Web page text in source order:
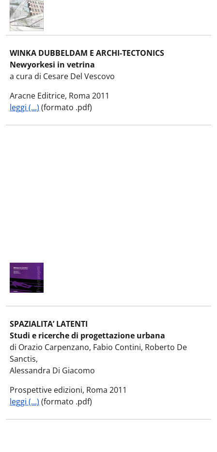
WINKA DUBBELDAM E ARCHI-TECTONICS
Newyorkesi in vetrina
a cura di Cesare Del Vescovo
Aracne Editrice, Roma 2011
leggi (...) (formato .pdf)
SPAZIALITA’ LATENTI
Studi e ricerche di progettazione urbana
di Orazio Carpenzano, Fabio Contini, Roberto De
Sanctis,
Alessandra Di Giacomo
Prospettive edizioni, Roma 2011
leggi (...) (formato .pdf)